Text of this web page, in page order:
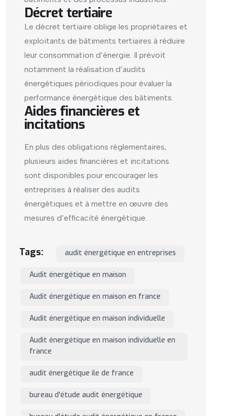
Décret tertiaire
Le décret tertiaire oblige les propriétaires et
exploitants de bâtiments tertiaires à réduire
leur consommation d’énergie. Il prévoit
notamment la réalisation d’audits
énergétiques périodiques pour évaluer la
performance énergétique des bâtiments.
Aides financières et
incitations
En plus des obligations réglementaires,
plusieurs aides financières et incitations
sont disponibles pour encourager les
entreprises à réaliser des audits
énergétiques et à mettre en œuvre des
mesures d’efficacité énergétique.
Tags: audit énergétique en entreprises
Audit énergétique en maison
Audit énergétique en maison en france
Audit énergétique en maison individuelle
Audit énergétique en maison individuelle en
france
audit énergétique ile de france
bureau d'étude audit énergétique